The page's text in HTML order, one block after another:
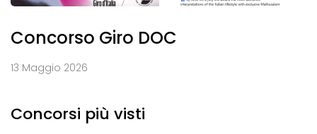
Concorso Giro DOC
13 Maggio 2026
Concorsi più visti